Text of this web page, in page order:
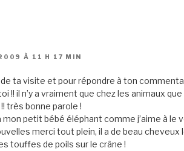
À 11 H 17 MIN
ta visite et pour répondre à ton
!! il n’y a vraiment que chez les animaux
très bonne parole !
mon petit bébé éléphant comme j’aime à le
merci tout plein, il a de beau cheveux
touffes de poils sur le crâne !